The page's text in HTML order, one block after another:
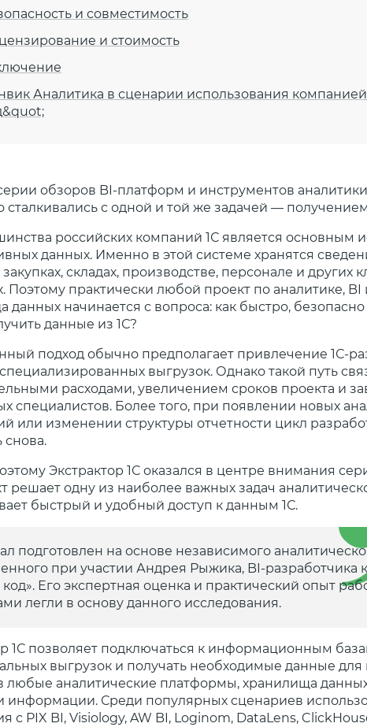
и совместимость
и стоимость
Аналитика в сценарии использования
обзоров BI-платформ и инструментов
сталкивались с одной и той же задачей —
российских компаний 1С является основным
данных. Именно в этой системе хранятся
складах, производстве, персонале и других
Поэтому практически любой проект по аналитике,
данных начинается с вопроса: как быстро,
данные из 1С?
подход обычно предполагает привлечение 1С-
выгрузок. Однако такой путь
расходами, увеличением сроков проекта и
специалистов. Более того, при появлении новых
или изменении структуры отчетности цикл
снова.
Экстрактор 1С оказался в центре внимания
решает одну из наиболее важных задач
быстрый и удобный доступ к данным 1С.
подготовлен на основе независимого
при участии Андрея Рыжика, BI-разработчика
Его экспертная оценка и практический опыт
легли в основу данного исследования.
1С позволяет подключаться к информационным
выгрузок и получать необходимые данные
любые аналитические платформы, хранилища
информации. Среди популярных сценариев
с PIX BI, Visiology, AW BI, Loginom, DataLens,